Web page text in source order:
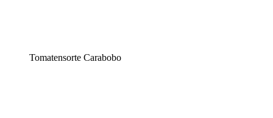
Tomatensorte Carabobo